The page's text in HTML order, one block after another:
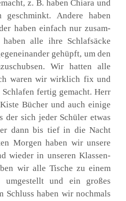
z. B. haben Chia­ra und
geschminkt. Ande­re haben
haben ein­fach nur zusam­
alle ihre Schlaf­sä­cke
gehüpft, um den
Wir hat­ten alle
waren wir wirk­lich fix und
fer­tig gemacht. Herr
Bücher und auch eini­ge
der sich jeder Schü­ler etwas
dann bis tief in die Nacht
Mor­gen haben wir unse­re
wie­der in unse­ren Klas­sen­
wir alle Tische zu einem
umge­stellt und ein gro­ßes
Schluss haben wir noch­mals